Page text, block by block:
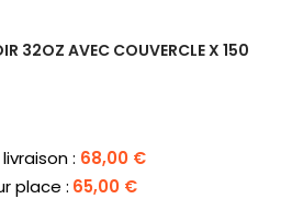
32OZ AVEC COUVERCLE X 150
: 68,00 €
place : 65,00 €